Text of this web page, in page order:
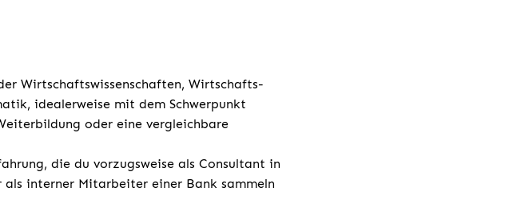
Wirtschaftswissenschaften, Wirtschafts-
idealerweise mit dem Schwerpunkt
oder eine vergleichbare
die du vorzugsweise als Consultant in
interner Mitarbeiter einer Bank sammeln